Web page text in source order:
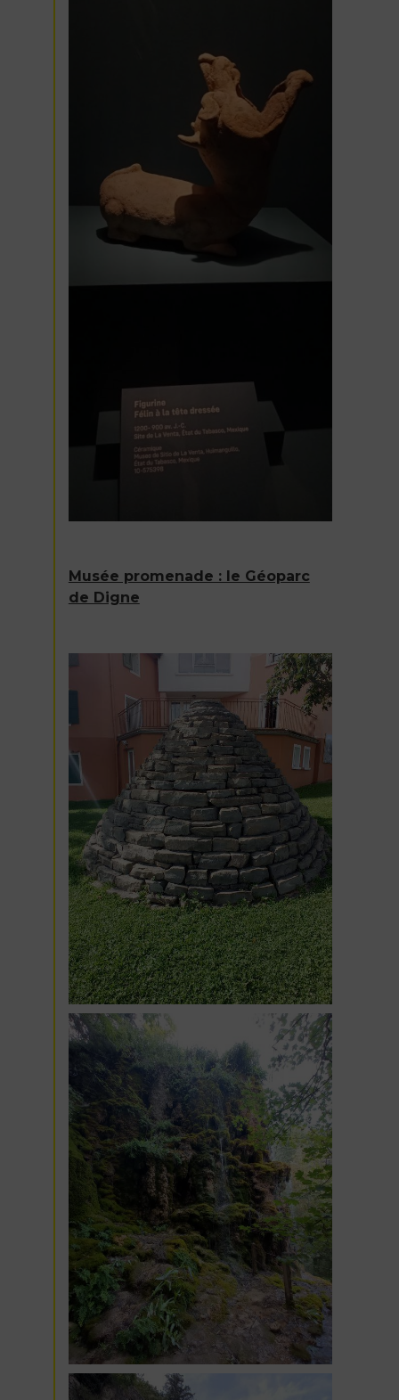
Musée promenade : le Géoparc
de Digne